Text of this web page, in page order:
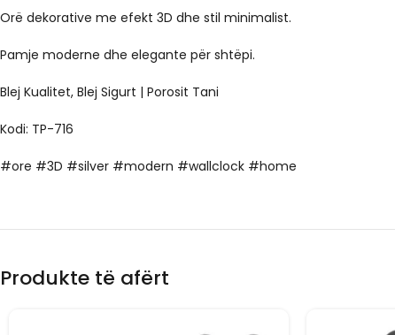
Orë dekorative me efekt 3D dhe stil minimalist.
Pamje moderne dhe elegante për shtëpi.
Blej Kualitet, Blej Sigurt | Porosit Tani
Kodi: TP-716
#ore #3D #silver #modern #wallclock #home
Produkte të afërt